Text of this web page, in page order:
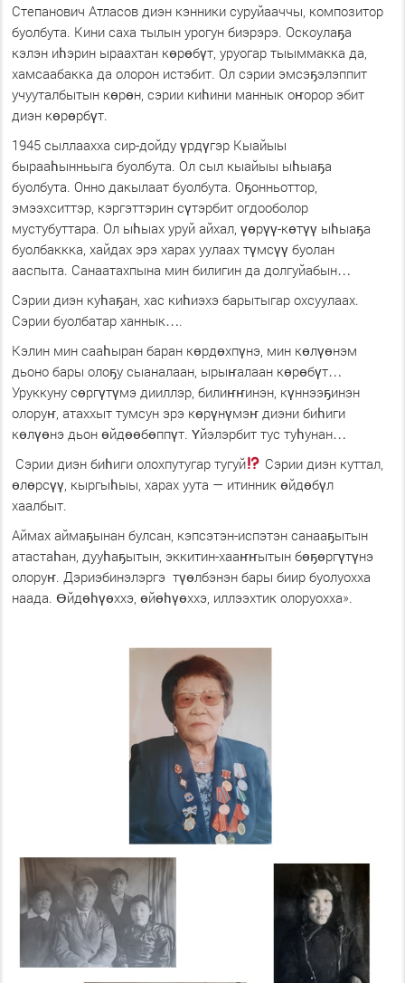
Степанович Атласов диэн кэнники суруйааччы, композитор
буолбута. Кини саха тылын урогун биэрэрэ. Оскоулаҕа
кэлэн иһэрин ыраахтан көрөбүт, уруогар тыыммакка да,
хамсаабакка да олорон истэбит. Ол сэрии эмсэҕэлэппит
учууталбытын көрөн, сэрии киһини маннык оҥорор эбит
диэн көрөрбүт.
1945 сыллаахха сир-дойду үрдүгэр Кыайыы
бырааһынньыга буолбута. Ол сыл кыайыы ыһыаҕа
буолбута. Онно дакылаат буолбута. Оҕонньоттор,
эмээхситтэр, кэргэттэрин сүтэрбит огдооболор
мустубуттара. Ол ыһыах уруй айхал, үөрүү-көтүү ыһыаҕа
буолбаккка, хайдах эрэ харах уулаах түмсүү буолан
ааспыта. Санаатахпына мин билигин да долгуйабын…
Сэрии диэн куһаҕан, хас киһиэхэ барытыгар охсуулаах.
Сэрии буолбатар ханнык….
Кэлин мин сааһыран баран көрдөхпүнэ, мин көлүөнэм
дьоно бары олоҕу сыаналаан, ырыҥалаан көрөбүт…
Уруккуну сөргүтүмэ дииллэр, билиҥҥинэн, күннээҕинэн
олоруҥ, атаххыт тумсун эрэ көрүнүмэҥ диэни биһиги
көлүөнэ дьон өйдөөбөппүт. Үйэлэрбит тус туһунан…
Сэрии диэн биһиги олохпутугар тугуй
Сэрии диэн куттал,
өлөрсүү, кыргыһыы, харах уута — итинник өйдөбүл
хаалбыт.
Аймах аймаҕынан булсан, кэпсэтэн-испэтэн санааҕытын
атастаһан, дууһаҕытын, эккитин-хааҥҥытын бөҕөргүтүнэ
олоруҥ. Дэриэбинэлэргэ түөлбэнэн бары биир буолуохха
наада. Өйдөһүөххэ, өйөһүөххэ, иллээхтик олоруохха».